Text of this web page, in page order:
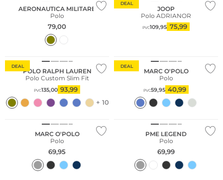
AERONAUTICA MILITARE
Polo
79,00
DEAL
JOOP
Polo ADRIANOR
PVC109,95 75,99
DEAL
POLO RALPH LAUREN
Polo Custom Slim Fit
PVC135,00 93,99
+ 10
DEAL
MARC O'POLO
Polo
PVC59,95 40,99
Sostenibile
MARC O'POLO
Polo
69,95
Taglie grandi
PME LEGEND
Polo
69,99